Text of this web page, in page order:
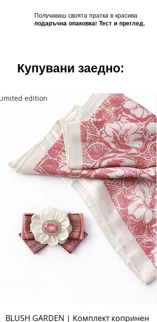
Получаваш своята пратка в красива
подаръчна опаковка! Тест и преглед.
Купувани заедно:
edition
BLUSH GARDEN | Комплект копринен